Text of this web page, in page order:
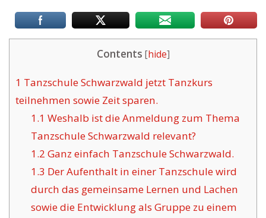
Contents [hide]
1 Tanzschule Schwarzwald jetzt Tanzkurs
teilnehmen sowie Zeit sparen.
1.1 Weshalb ist die Anmeldung zum Thema
Tanzschule Schwarzwald relevant?
1.2 Ganz einfach Tanzschule Schwarzwald.
1.3 Der Aufenthalt in einer Tanzschule wird
durch das gemeinsame Lernen und Lachen
sowie die Entwicklung als Gruppe zu einem